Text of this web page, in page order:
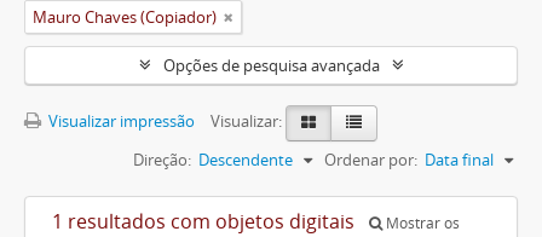
Mauro Chaves (Copiador)
Opções de pesquisa avançada
Visualizar impressão
Visualizar:
Ordenar por: Data final
Direção: Descendente
1 resultados com objetos digitais
Mostrar os